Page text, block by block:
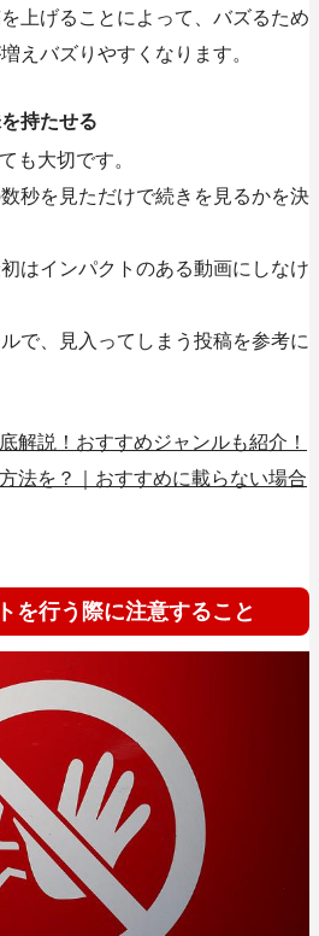
上げることによって、バズるため
えバズりやすくなります。
持たせる
も大切です。
秒を見ただけで続きを見るかを決
はインパクトのある動画にしなけ
で、見入ってしまう投稿を参考に
解説！おすすめジャンルも紹介！
法を？｜おすすめに載らない場合
を行う際に注意すること